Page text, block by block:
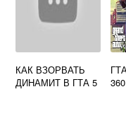
КАК ВЗОРВАТЬ
ДИНАМИТ В ГТА 5
360